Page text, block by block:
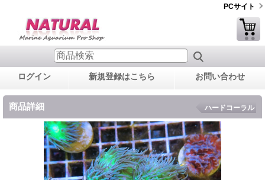
PCサイト
ログイン 新規登録はこちら お問い合わせ
商品詳細 ハードコーラル